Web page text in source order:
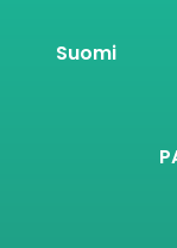
Suomi